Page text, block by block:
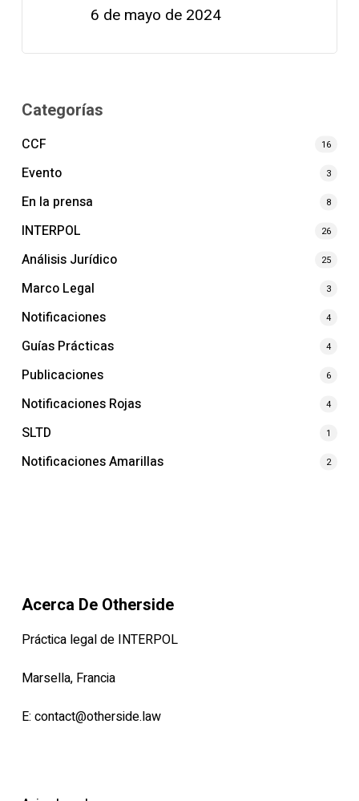
6 de mayo de 2024
Categorías
CCF
16
Evento 3
En la prensa 8
INTERPOL 26
Análisis Jurídico 25
Marco Legal 3
Notificaciones 4
Guías Prácticas 4
Publicaciones 6
Notificaciones Rojas 4
SLTD 1
Notificaciones Amarillas 2
Acerca De Otherside
Práctica legal de INTERPOL
Marsella, Francia
E: contact@otherside.law